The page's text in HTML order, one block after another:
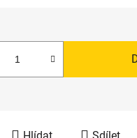
Hlídat Sdílet